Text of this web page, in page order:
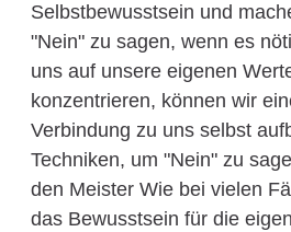
Selbstbewusstsein und
"Nein" zu sagen, wenn es
uns auf unsere eigenen
konzentrieren, können wir
Verbindung zu uns selbst
Techniken, um "Nein" zu
den Meister Wie bei vielen
das Bewusstsein für die